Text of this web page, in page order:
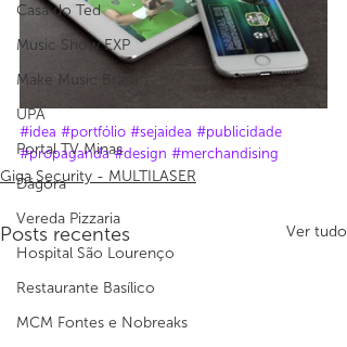
Casa do Ted
Music Show EXP
Make Music Brasil
UPA
Portal TV Minas
Dágora
Vereda Pizzaria
Hospital São Lourenço
Restaurante Basílico
MCM Fontes e Nobreaks
#idea #portfólio #sejaidea #publicidade
#propaganda #design #merchandising
Giga Security - MULTILASER
Posts recentes Ver tudo